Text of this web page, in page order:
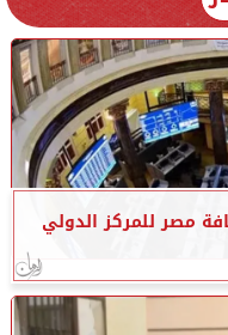
مصر للمركز الدولي